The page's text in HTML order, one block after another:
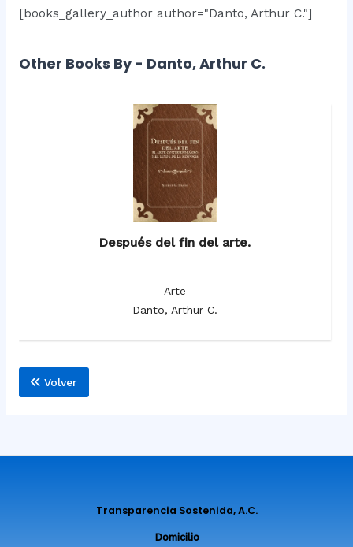
[books_gallery_author author="Danto, Arthur C."]
Other Books By - Danto, Arthur C.
Después del fin del arte.
Arte
Danto, Arthur C.
Volver
Transparencia Sostenida, A.C.
Domicilio